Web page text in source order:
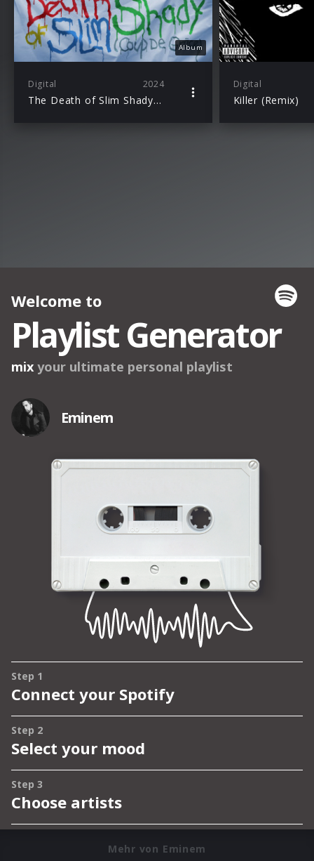
Album
Digital 2024
The Death of Slim Shady (Coup De Grâce): Expanded Mourner’s Edition
Digital
Killer (Remix)
Mehr von Eminem